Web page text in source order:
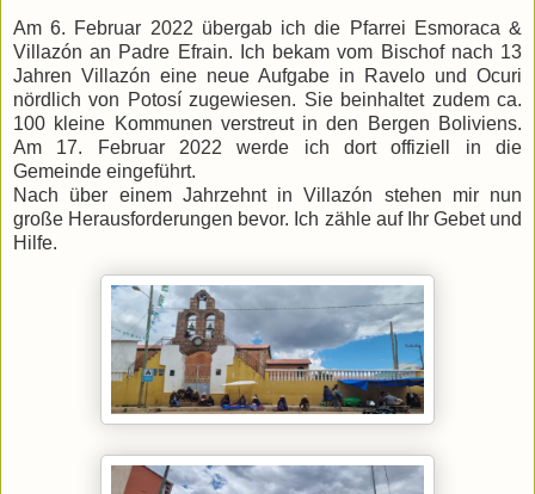
Am 6. Februar 2022 übergab ich die Pfarrei Esmoraca &
Villazón an Padre Efrain. Ich bekam vom Bischof nach 13
Jahren Villazón eine neue Aufgabe in Ravelo und Ocuri
nördlich von Potosí zugewiesen. Sie beinhaltet zudem ca.
100 kleine Kommunen verstreut in den Bergen Boliviens.
Am 17. Februar 2022 werde ich dort offiziell in die
Gemeinde eingeführt.
Nach über einem Jahrzehnt in Villazón stehen mir nun
große Herausforderungen bevor. Ich zähle auf Ihr Gebet und
Hilfe.